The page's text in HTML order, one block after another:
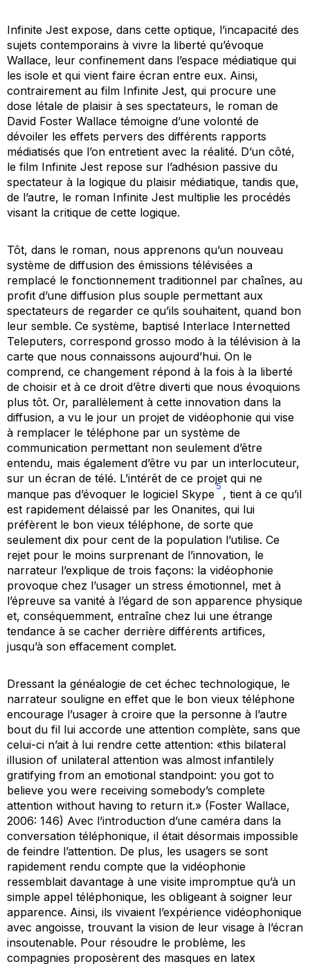
Infinite Jest expose, dans cette optique, l’incapacité des
sujets contemporains à vivre la liberté qu’évoque
Wallace, leur confinement dans l’espace médiatique qui
les isole et qui vient faire écran entre eux. Ainsi,
contrairement au film Infinite Jest, qui procure une
dose létale de plaisir à ses spectateurs, le roman de
David Foster Wallace témoigne d’une volonté de
dévoiler les effets pervers des différents rapports
médiatisés que l’on entretient avec la réalité. D’un côté,
le film Infinite Jest repose sur l’adhésion passive du
spectateur à la logique du plaisir médiatique, tandis que,
de l’autre, le roman Infinite Jest multiplie les procédés
visant la critique de cette logique.
Tôt, dans le roman, nous apprenons qu’un nouveau
système de diffusion des émissions télévisées a
remplacé le fonctionnement traditionnel par chaînes, au
profit d’une diffusion plus souple permettant aux
spectateurs de regarder ce qu’ils souhaitent, quand bon
leur semble. Ce système, baptisé Interlace Internetted
Teleputers, correspond grosso modo à la télévision à la
carte que nous connaissons aujourd’hui. On le
comprend, ce changement répond à la fois à la liberté
de choisir et à ce droit d’être diverti que nous évoquions
plus tôt. Or, parallèlement à cette innovation dans la
diffusion, a vu le jour un projet de vidéophonie qui vise
à remplacer le téléphone par un système de
communication permettant non seulement d’être
entendu, mais également d’être vu par un interlocuteur,
sur un écran de télé. L’intérêt de ce projet qui ne
manque pas d’évoquer le logiciel Skype
5
, tient à ce qu’il
est rapidement délaissé par les Onanites, qui lui
préfèrent le bon vieux téléphone, de sorte que
seulement dix pour cent de la population l’utilise. Ce
rejet pour le moins surprenant de l’innovation, le
narrateur l’explique de trois façons: la vidéophonie
provoque chez l’usager un stress émotionnel, met à
l’épreuve sa vanité à l’égard de son apparence physique
et, conséquemment, entraîne chez lui une étrange
tendance à se cacher derrière différents artifices,
jusqu’à son effacement complet.
Dressant la généalogie de cet échec technologique, le
narrateur souligne en effet que le bon vieux téléphone
encourage l’usager à croire que la personne à l’autre
bout du fil lui accorde une attention complète, sans que
celui-ci n’ait à lui rendre cette attention: «this bilateral
illusion of unilateral attention was almost infantilely
gratifying from an emotional standpoint: you got to
believe you were receiving somebody’s complete
attention without having to return it.» (Foster Wallace,
2006: 146) Avec l’introduction d’une caméra dans la
conversation téléphonique, il était désormais impossible
de feindre l’attention. De plus, les usagers se sont
rapidement rendu compte que la vidéophonie
ressemblait davantage à une visite impromptue qu’à un
simple appel téléphonique, les obligeant à soigner leur
apparence. Ainsi, ils vivaient l’expérience vidéophonique
avec angoisse, trouvant la vision de leur visage à l’écran
insoutenable. Pour résoudre le problème, les
compagnies proposèrent des masques en latex